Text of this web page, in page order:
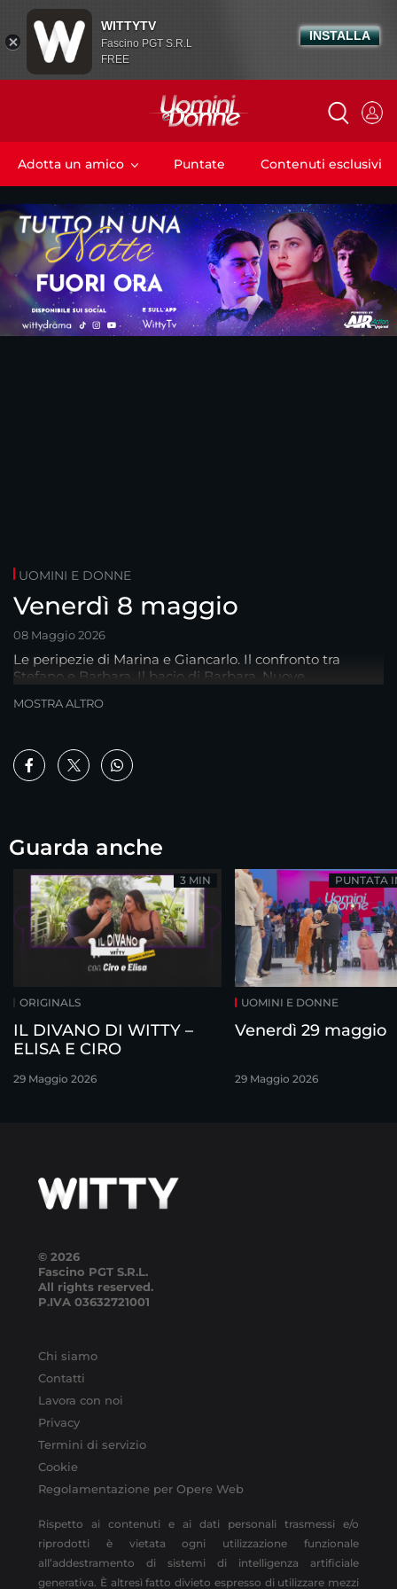
Adotta un amico Puntate Contenuti esclusivi
UOMINI E DONNE
Venerdì 8 maggio
08 Maggio 2026
Le peripezie di Marina e Giancarlo. Il confronto tra
Stefano e Barbara. Il bacio di Barbara. Nuove
MOSTRA ALTRO
Guarda anche
ORIGINALS
IL DIVANO DI WITTY –
ELISA E CIRO
29 Maggio 2026
3 MIN
UOMINI E DONNE
Venerdì 29 maggio
29 Maggio 2026
PUNTATA
© 2026
Fascino PGT S.R.L.
All rights reserved.
P.IVA 03632721001
Chi siamo
Contatti
Lavora con noi
Privacy
Termini di servizio
Cookie
Regolamentazione per Opere Web
Rispetto ai contenuti e ai dati personali trasmessi e/o
riprodotti è vietata ogni utilizzazione funzionale
all’addestramento di sistemi di intelligenza artificiale
generativa. È altresì fatto divieto espresso di utilizzare mezzi
WITTYTV
Fascino PGT S.R.L
FREE
INSTALLA